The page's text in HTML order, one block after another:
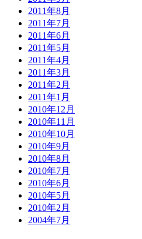
2011年8月
2011年7月
2011年6月
2011年5月
2011年4月
2011年3月
2011年2月
2011年1月
2010年12月
2010年11月
2010年10月
2010年9月
2010年8月
2010年7月
2010年6月
2010年5月
2010年2月
2004年7月